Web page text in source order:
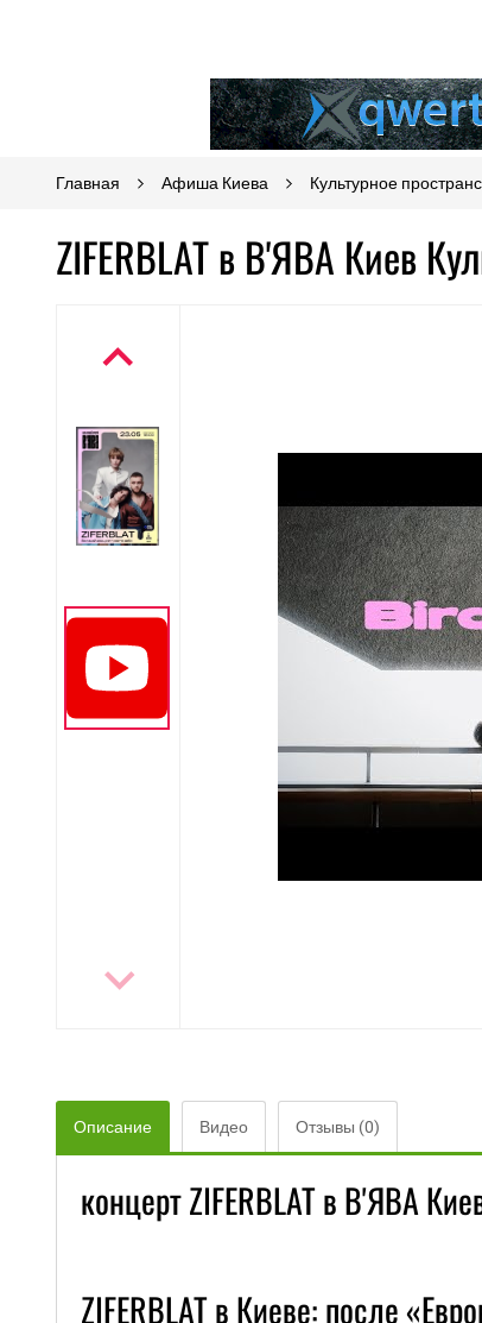
Главная Афиша Киева Культурное
ZIFERBLAT в В'ЯВА Киев
Описание Видео Отзывы (0)
концерт ZIFERBLAT в В'ЯВА
ZIFERBLAT в Киеве: после